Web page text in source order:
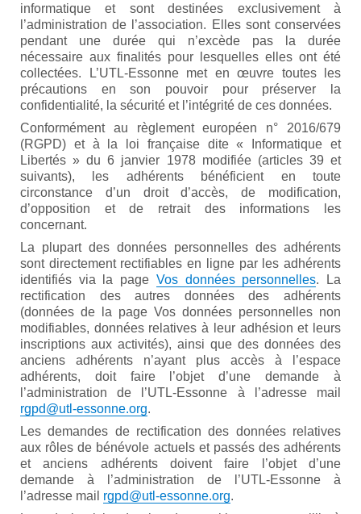
informatique et sont destinées exclusivement à
l’administration de l’association. Elles sont conservées
pendant une durée qui n’excède pas la durée
nécessaire aux finalités pour lesquelles elles ont été
collectées. L’UTL-Essonne met en œuvre toutes les
précautions en son pouvoir pour préserver la
confidentialité, la sécurité et l’intégrité de ces données.
Conformément au règlement européen n° 2016/679
(RGPD) et à la loi française dite « Informatique et
Libertés » du 6 janvier 1978 modifiée (articles 39 et
suivants), les adhérents bénéficient en toute
circonstance d’un droit d’accès, de modification,
d’opposition et de retrait des informations les
concernant.
La plupart des données personnelles des adhérents
sont directement rectifiables en ligne par les adhérents
identifiés via la page Vos données personnelles. La
rectification des autres données des adhérents
(données de la page Vos données personnelles non
modifiables, données relatives à leur adhésion et leurs
inscriptions aux activités), ainsi que des données des
anciens adhérents n’ayant plus accès à l’espace
adhérents, doit faire l’objet d’une demande à
l’administration de l’UTL-Essonne à l’adresse mail
rgpd@utl-essonne.org.
Les demandes de rectification des données relatives
aux rôles de bénévole actuels et passés des adhérents
et anciens adhérents doivent faire l’objet d’une
demande à l’administration de l’UTL-Essonne à
l’adresse mail rgpd@utl-essonne.org.